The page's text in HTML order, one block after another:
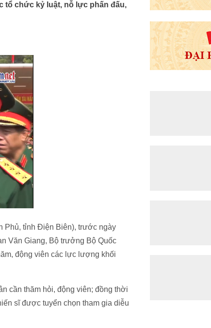
tổ chức kỷ luật, nỗ lực phấn đấu,
Phủ, tỉnh Điện Biên), trước ngày
Văn Giang, Bộ trưởng Bộ Quốc
động viên các lực lượng khối
cần thăm hỏi, động viên; đồng thời
sĩ được tuyển chọn tham gia diễu